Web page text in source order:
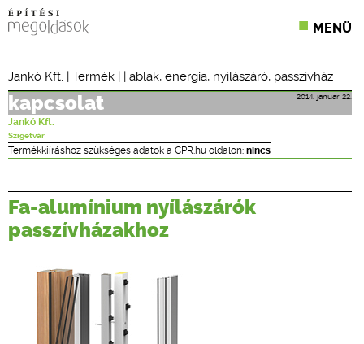
MENÜ
ONLINE KÉPZÉSEK
Jankó Kft. | Termék | | ablak, energia, nyílászáró, passzívház
2014. január 22.
kapcsolat
Jankó Kft.
Szigetvár
Termékkiíráshoz szükséges adatok a CPR.hu oldalon: nincs
Fa-alumínium nyílászárók
passzívházakhoz